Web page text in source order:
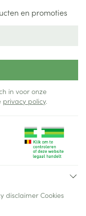
en promoties
in voor onze
privacy policy.
disclaimer Cookies